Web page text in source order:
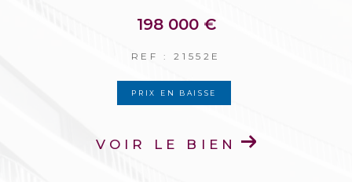
126 000 €
REF : 21395E
PRIX EN BAISSE
VOIR LE BIEN